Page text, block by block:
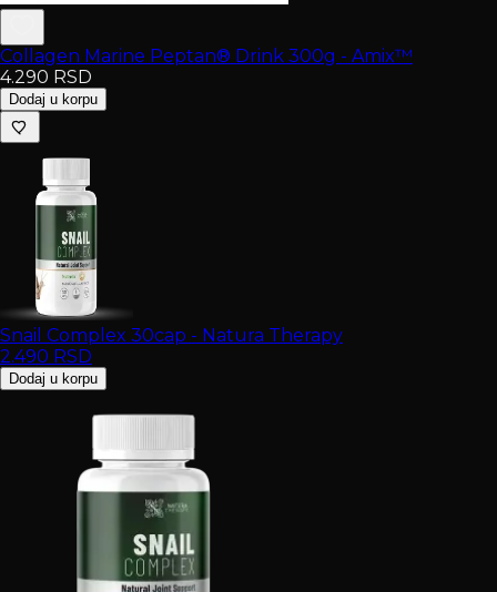
Collagen Marine Peptan® Drink 300g - Amix™
4.290 RSD
Dodaj u korpu
Snail Complex 30cap - Natura Therapy
2.490 RSD
Dodaj u korpu